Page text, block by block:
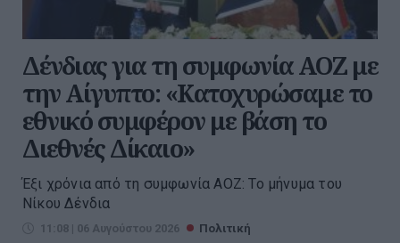
Δένδιας για τη συμφωνία ΑΟΖ με
την Αίγυπτο: «Κατοχυρώσαμε το
εθνικό συμφέρον με βάση το
Διεθνές Δίκαιο»
Έξι χρόνια από τη συμφωνία ΑΟΖ: Το μήνυμα του
Νίκου Δένδια
11:08 | 06 Αυγούστου 2026 Πολιτική